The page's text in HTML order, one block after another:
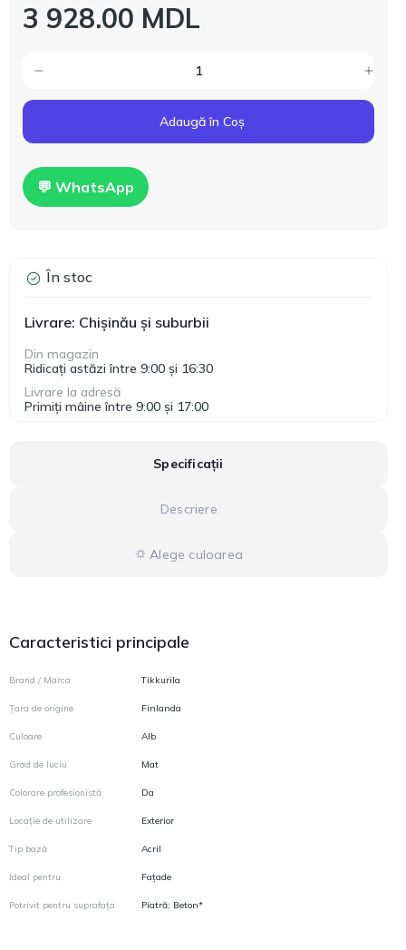
3 928.00 MDL
Adaugă în Coș
💬 WhatsApp
În stoc
Livrare: Chișinău și suburbii
Din magazin
Ridicați astăzi între 9:00 și 16:30
Livrare la adresă
Primiți mâine între 9:00 și 17:00
Specificații
Descriere
⛭ Alege culoarea
Caracteristici principale
Brand / Marca Tikkurila
Țara de origine Finlanda
Culoare Alb
Grad de luciu Mat
Colorare profesionistă Da
Locație de utilizare Exterior
Tip bază Acril
Ideal pentru Fațade
Potrivit pentru suprafața Piatră; Beton*